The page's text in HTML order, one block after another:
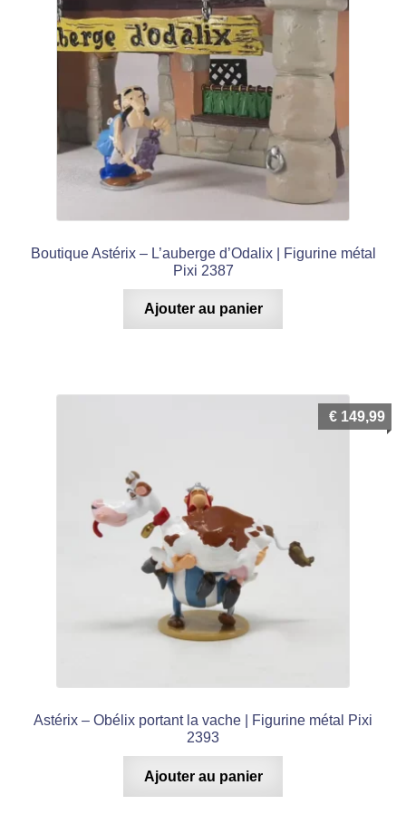
Boutique Astérix – L’auberge d’Odalix | Figurine métal
Pixi 2387
Ajouter au panier
Astérix – Obélix portant la vache | Figurine métal Pixi
2393
€ 149,99
Ajouter au panier